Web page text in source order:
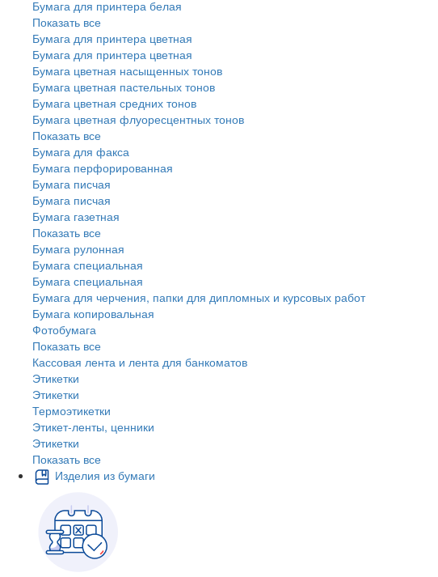
Бумага для принтера белая
Показать все
Бумага для принтера цветная
Бумага для принтера цветная
Бумага цветная насыщенных тонов
Бумага цветная пастельных тонов
Бумага цветная средних тонов
Бумага цветная флуоресцентных тонов
Показать все
Бумага для факса
Бумага перфорированная
Бумага писчая
Бумага писчая
Бумага газетная
Показать все
Бумага рулонная
Бумага специальная
Бумага специальная
Бумага для черчения, папки для дипломных и курсовых работ
Бумага копировальная
Фотобумага
Показать все
Кассовая лента и лента для банкоматов
Этикетки
Этикетки
Термоэтикетки
Этикет-ленты, ценники
Этикетки
Показать все
Изделия из бумаги